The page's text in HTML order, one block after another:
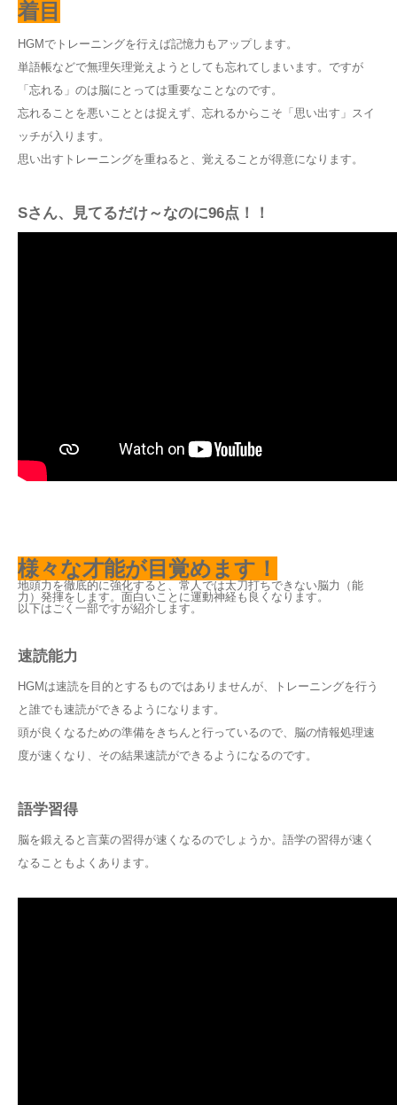
着目
HGMでトレーニングを行えば記憶力もアップします。
単語帳などで無理矢理覚えようとしても忘れてしまいます。ですが
「忘れる」のは脳にとっては重要なことなのです。
忘れることを悪いこととは捉えず、忘れるからこそ「思い出す」スイ
ッチが入ります。
思い出すトレーニングを重ねると、覚えることが得意になります。
Sさん、見てるだけ～なのに96点！！
様々な才能が目覚めます！
地頭力を徹底的に強化すると、常人では太刀打ちできない脳力（能
力）発揮をします。面白いことに運動神経も良くなります。
以下はごく一部ですが紹介します。
速読能力
HGMは速読を目的とするものではありませんが、トレーニングを行う
と誰でも速読ができるようになります。
頭が良くなるための準備をきちんと行っているので、脳の情報処理速
度が速くなり、その結果速読ができるようになるのです。
語学習得
脳を鍛えると言葉の習得が速くなるのでしょうか。語学の習得が速く
なることもよくあります。